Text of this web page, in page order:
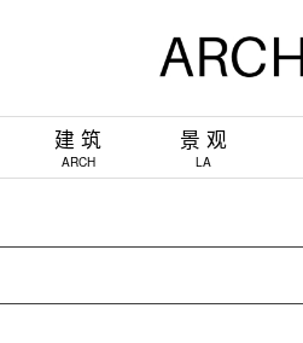
建 筑
ARCH
景 观
LA